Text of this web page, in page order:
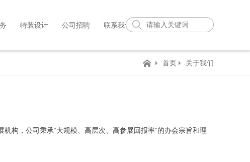
特装设计 公司招聘 联系我们
首页 关于我们
，公司秉承“大规模、高层次、高参展回报率”的办会宗旨和理